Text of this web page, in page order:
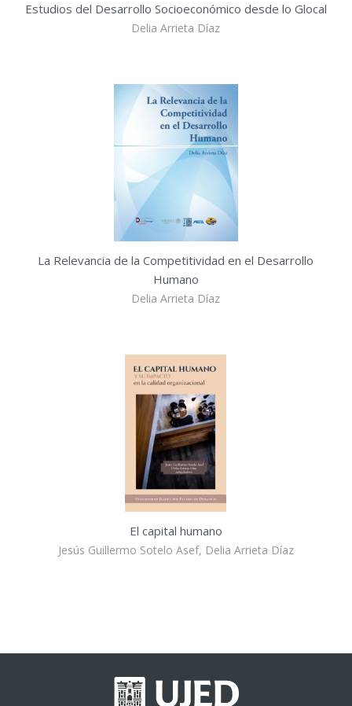
Estudios del Desarrollo Socioeconómico desde lo Glocal
Delia Arrieta Díaz
La Relevancia de la Competitividad en el Desarrollo
Humano
Delia Arrieta Díaz
El capital humano
Jesús Guillermo Sotelo Asef, Delia Arrieta Díaz